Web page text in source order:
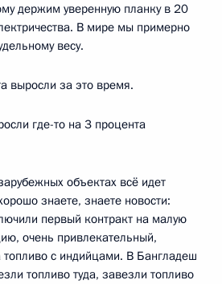
держим уверенную планку в 20
В мире мы примерно
весу.
выросли за это время.
где-то на 3 процента
объектах всё идет
знаете, знаете новости:
первый контракт на малую
очень привлекательный,
с индийцами. В Бангладеш
топливо туда, завезли топливо